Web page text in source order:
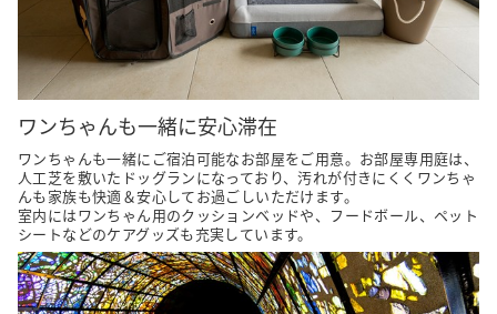
ワンちゃんも一緒に安心滞在
ワンちゃんも一緒にご宿泊可能なお部屋をご用意。お部屋専用庭は、
人工芝を敷いたドッグランになっており、汚れが付きにくくワンちゃ
んも家族も快適＆安心してお過ごしいただけます。
室内にはワンちゃん用のクッションベッドや、フードボール、ペット
シートなどのケアグッズも充実しています。